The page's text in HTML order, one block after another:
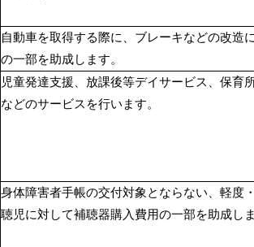
自動車を取得する際に、ブレーキなどの改造
の一部を助成します。
児童発達支援、放課後等デイサービス、保育
などのサービスを行います。
身体障害者手帳の交付対象とならない、軽度
聴児に対して補聴器購入費用の一部を助成し